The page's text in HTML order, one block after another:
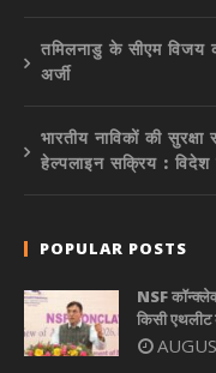
तमिलनाडु के सीएम विजय
अर्जी
भारतीय नाविकों की
हेल्पलाइन सक्रिय : विदेश
POPULAR POSTS
NSF कॉन्क्लेव
किसी एथलीट